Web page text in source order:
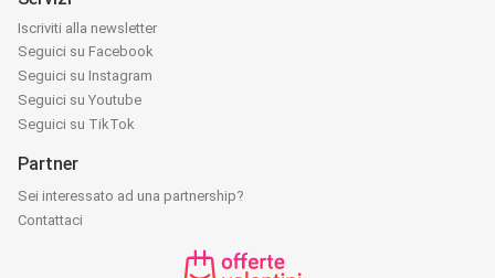
Iscriviti alla newsletter
Seguici su Facebook
Seguici su Instagram
Seguici su Youtube
Seguici su TikTok
Partner
Sei interessato ad una partnership?
Contattaci